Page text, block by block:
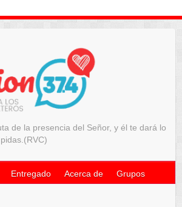
de la presencia del Señor, y él te dará lo
Entregado Acerca de Grupos